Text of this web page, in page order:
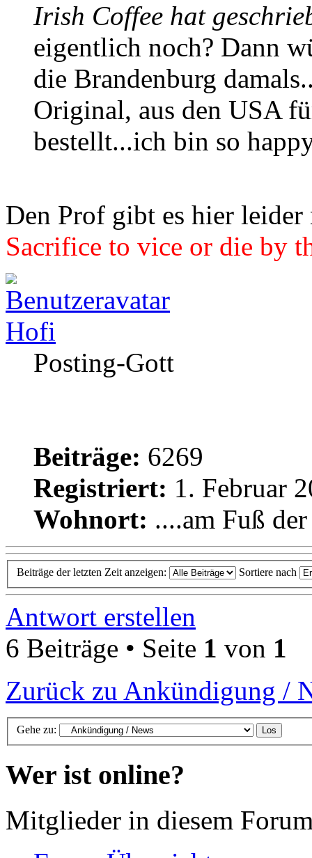
Irish Coffee hat
eigentlich noch? Dann
die Brandenburg
Original, aus den USA
bestellt...ich bin so
Den Prof gibt es hier leider
Sacrifice to vice or die by
Hofi
Posting-Gott
Beiträge: 6269
Registriert: 1. Februar
Wohnort: ....am Fuß
Beiträge der letzten Zeit anzeigen: Sortiere nach
Antwort erstellen
6 Beiträge • Seite 1 von 1
Zurück zu Ankündigung /
Gehe zu:
Wer ist online?
Mitglieder in diesem